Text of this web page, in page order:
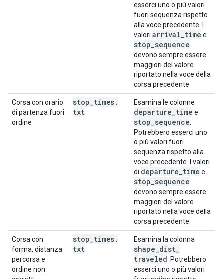
esserci uno o più valori
fuori sequenza rispetto
alla voce precedente. I
valori arrival time e
stop sequence
devono sempre essere
maggiori del valore
riportato nella voce della
corsa precedente.
Corsa con orario
di partenza fuori
ordine
stop times.
txt
Esamina le colonne
departure time e
stop sequence
Potrebbero esserci uno
o più valori fuori
sequenza rispetto alla
voce precedente. I valori
di departure time e
stop sequence
devono sempre essere
maggiori del valore
riportato nella voce della
corsa precedente.
Corsa con
forma, distanza
percorsa e
ordine non
stop times.
txt
Esamina la colonna
shape dist
traveled . Potrebbero
esserci uno o più valori